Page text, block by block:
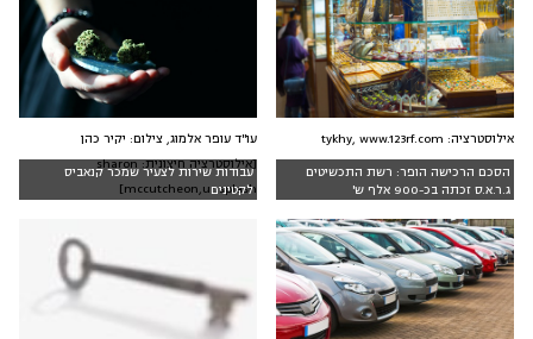
הסכם הרכישה הופר: רשת התכשיטים
ג.ר.א.ס זכתה בכ-900 אלף ש'
אילוסטרציה: tykhy, www.123rf.com
עבודות שירות לצעיר שמכר קנאביס
לקטינים
עו"ד עופר אלמוג, צילום: יקיר כהן
[אילוסטרציה חיצונית: sharon
mccutcheon,unsplash]